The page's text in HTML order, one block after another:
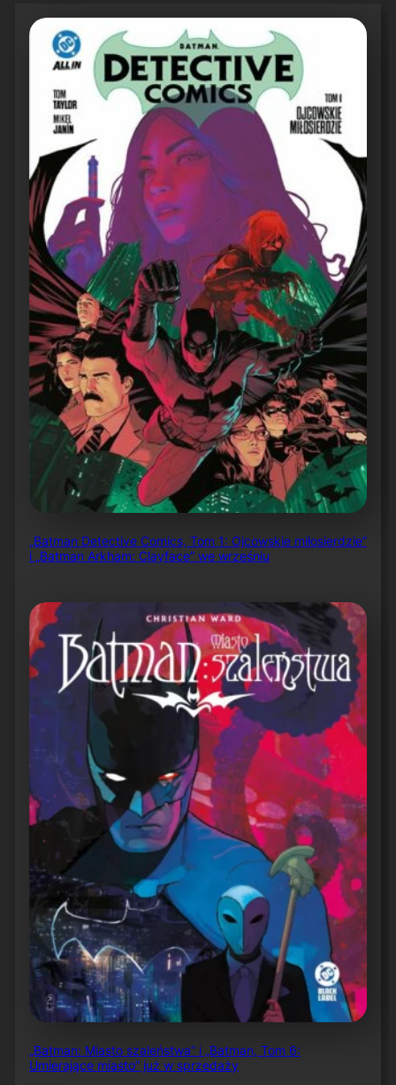
„Batman Detective Comics, Tom 1: Ojcowskie miłosierdzie”
i „Batman Arkham: Clayface” we wrześniu
„Batman: Miasto szaleństwa” i „Batman, Tom 6:
Umierające miasto” już w sprzedaży